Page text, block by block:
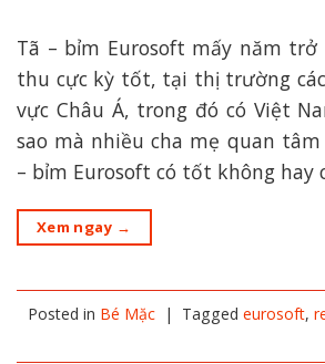
Tã – bỉm Eurosoft mấy năm trở
thu cực kỳ tốt, tại thị trường
vực Châu Á, trong đó có Việt
sao mà nhiều cha mẹ quan
– bỉm Eurosoft có tốt không hay
Xem ngay →
Posted in Bé Mặc | Tagged eurosoft,